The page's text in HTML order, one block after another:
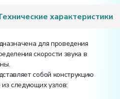
характеристики
для проведения
скорости звука в
собой конструкцию
следующих узлов: